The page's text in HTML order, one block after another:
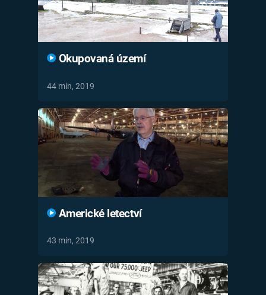
Okupovaná území
44 min, 2019
Americké letectví
43 min, 2019